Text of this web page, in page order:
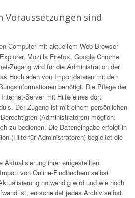
Voraussetzungen sind
Computer mit aktuellem Web-Browser
Mozilla Firefox, Google Chrome
Zugang wird für die Administration der
Hochladen von Importdateien mit den
benötigt. Die Pflege der
Server mit Hilfe eines dort
Der Zugang ist mit einem persönlichen
(Administratoren) möglich.
zu bedienen. Die Dateneingabe erfolgt in
(Hilfe für Administratoren) begleitet die
Aktualisierung ihrer eingestellten
von Online-Findbüchern selbst
notwendig wird und wie hoch
ist, entscheidet jedes Archiv selbst.